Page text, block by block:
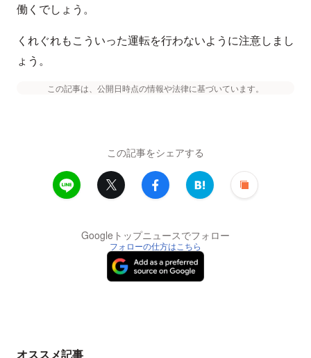
働くでしょう。
くれぐれもこういった運転を行わないように注意しまし
ょう。
この記事は、公開日時点の情報や法律に基づいています。
この記事をシェアする
Googleトップニュースでフォロー
フォローの仕方はこちら
オススメ記事